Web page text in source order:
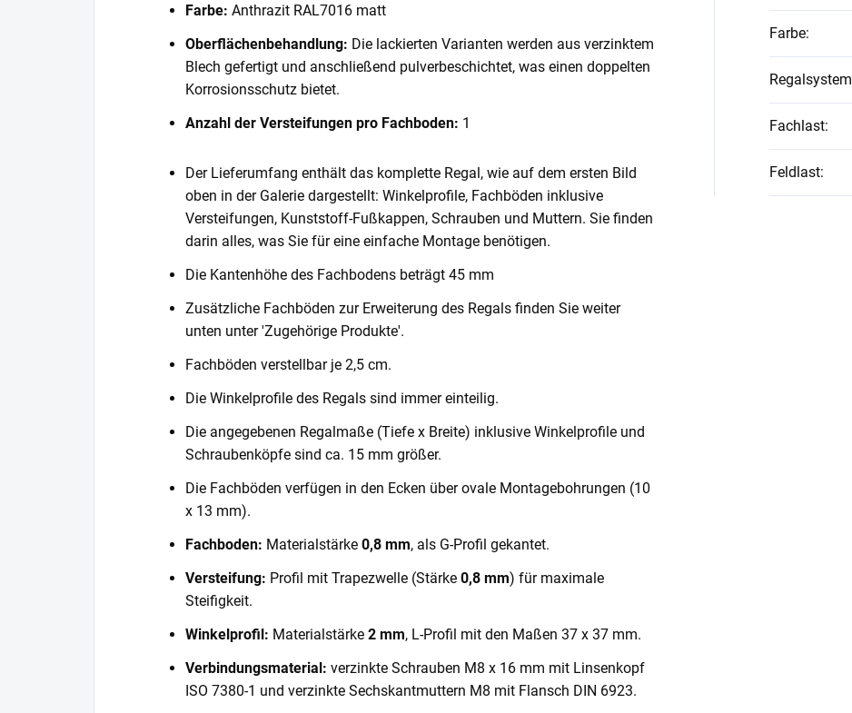
Farbe: Anthrazit RAL7016 matt
Oberflächenbehandlung: Die lackierten Varianten werden aus verzinktem
Blech gefertigt und anschließend pulverbeschichtet, was einen doppelten
Korrosionsschutz bietet.
Anzahl der Versteifungen pro Fachboden: 1
Der Lieferumfang enthält das komplette Regal, wie auf dem ersten Bild
oben in der Galerie dargestellt: Winkelprofile, Fachböden inklusive
Versteifungen, Kunststoff-Fußkappen, Schrauben und Muttern. Sie finden
darin alles, was Sie für eine einfache Montage benötigen.
Die Kantenhöhe des Fachbodens beträgt 45 mm
Zusätzliche Fachböden zur Erweiterung des Regals finden Sie weiter
unten unter 'Zugehörige Produkte'.
Fachböden verstellbar je 2,5 cm.
Die Winkelprofile des Regals sind immer einteilig.
Die angegebenen Regalmaße (Tiefe x Breite) inklusive Winkelprofile und
Schraubenköpfe sind ca. 15 mm größer.
Die Fachböden verfügen in den Ecken über ovale Montagebohrungen (10
x 13 mm).
Fachboden: Materialstärke 0,8 mm, als G-Profil gekantet.
Versteifung: Profil mit Trapezwelle (Stärke 0,8 mm) für maximale
Steifigkeit.
Winkelprofil: Materialstärke 2 mm, L-Profil mit den Maßen 37 x 37 mm.
Verbindungsmaterial: verzinkte Schrauben M8 x 16 mm mit Linsenkopf
ISO 7380-1 und verzinkte Sechskantmuttern M8 mit Flansch DIN 6923.
Farbe:
Regalsystem
Fachlast:
Feldlast: